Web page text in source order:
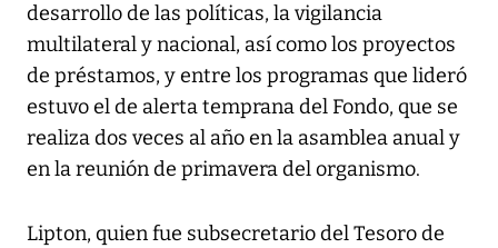
desarrollo de las políticas, la vigilancia
multilateral y nacional, así como los proyectos
de préstamos, y entre los programas que lideró
estuvo el de alerta temprana del Fondo, que se
realiza dos veces al año en la asamblea anual y
en la reunión de primavera del organismo.
Lipton, quien fue subsecretario del Tesoro de